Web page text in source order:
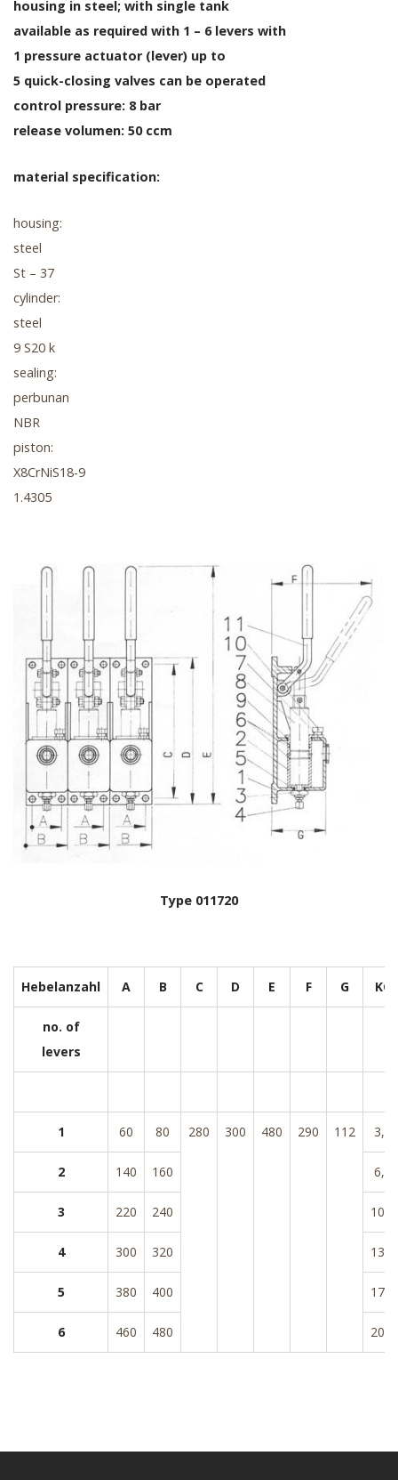
housing in steel; with single tank
available as required with 1 – 6 levers with
1 pressure actuator (lever) up to
5 quick-closing valves can be operated
control pressure: 8 bar
release volumen: 50 ccm
material specification:
housing:
steel
St – 37
cylinder:
steel
9 S20 k
sealing:
perbunan
NBR
piston:
X8CrNiS18-9
1.4305
Type 011720
Hebelanzahl A B C D E F G KG
no. of
levers
1 60 80 280 300 480 290 112 3,4
2 140 160 6,8
3 220 240 10,2
4 300 320 13,5
5 380 400 17,0
6 460 480 20,3